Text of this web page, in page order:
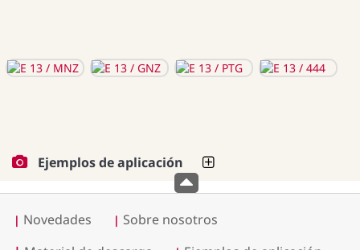
Ejemplos de aplicación
| Novedades | Sobre nosotros